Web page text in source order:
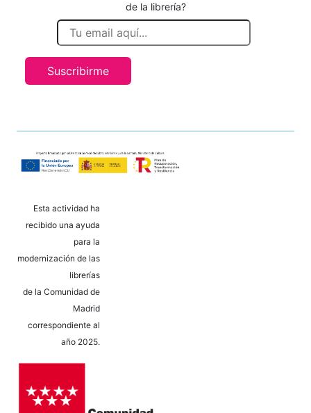
de la librería?
Suscribirme
Esta actividad ha
recibido una ayuda
para la
modernización de las
librerías
de la Comunidad de
Madrid
correspondiente al
año 2025.